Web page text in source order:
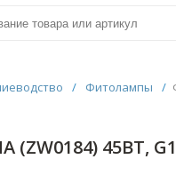
/ Фитолампы /
45ВТ,